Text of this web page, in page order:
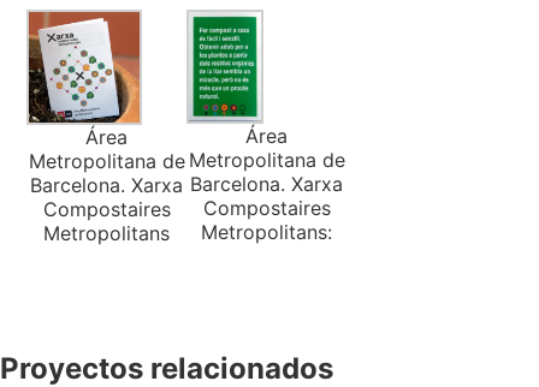
Área
Metropolitana de
Barcelona. Xarxa
Compostaires
Metropolitans
Área
Metropolitana de
Barcelona. Xarxa
Compostaires
Metropolitans:
Proyectos relacionados